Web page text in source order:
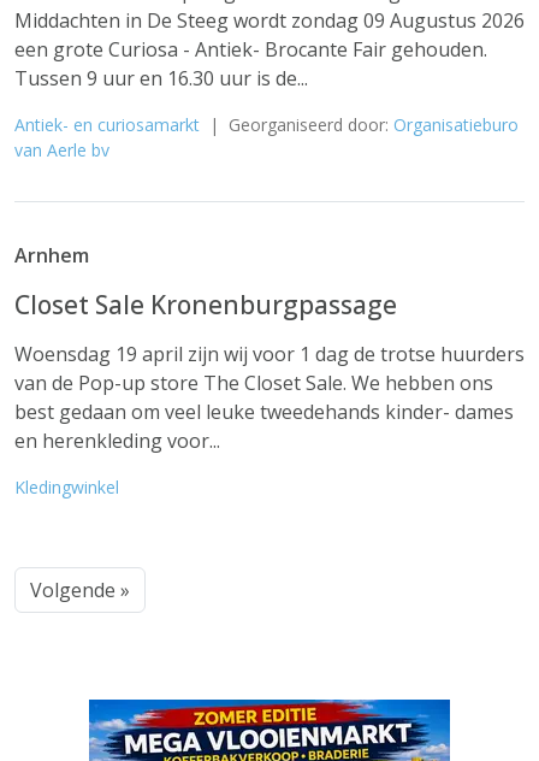
Middachten in De Steeg wordt zondag 09 Augustus 2026
een grote Curiosa - Antiek- Brocante Fair gehouden.
Tussen 9 uur en 16.30 uur is de...
Antiek- en curiosamarkt | Georganiseerd door: Organisatieburo
van Aerle bv
Arnhem
Closet Sale Kronenburgpassage
Woensdag 19 april zijn wij voor 1 dag de trotse huurders
van de Pop-up store The Closet Sale. We hebben ons
best gedaan om veel leuke tweedehands kinder- dames
en herenkleding voor...
Kledingwinkel
Volgende »